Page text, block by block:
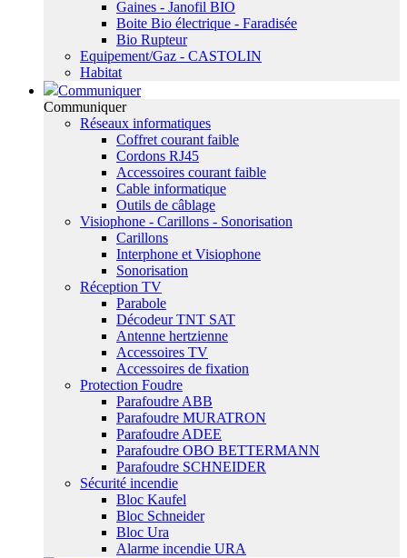
Gaines - Janofil BIO
Boite Bio électrique - Faradisée
Bio Rupteur
Equipement/Gaz - CASTOLIN
Habitat
Communiquer
Communiquer
Réseaux informatiques
Coffret courant faible
Cordons RJ45
Accessoires courant faible
Cable informatique
Outils de câblage
Visiophone - Carillons - Sonorisation
Carillons
Interphone et Visiophone
Sonorisation
Réception TV
Parabole
Décodeur TNT SAT
Antenne hertzienne
Accessoires TV
Accessoires de fixation
Protection Foudre
Parafoudre ABB
Parafoudre MURATRON
Parafoudre ADEE
Parafoudre OBO BETTERMANN
Parafoudre SCHNEIDER
Sécurité incendie
Bloc Kaufel
Bloc Schneider
Bloc Ura
Alarme incendie URA